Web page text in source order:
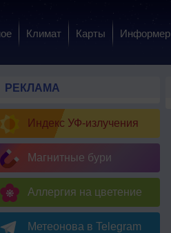
Климат Карты Информер
РЕКЛАМА
Индекс УФ-излучения
Магнитные бури
Аллергия на цветение
Метеонова в Telegram